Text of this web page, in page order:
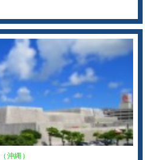
（沖縄）